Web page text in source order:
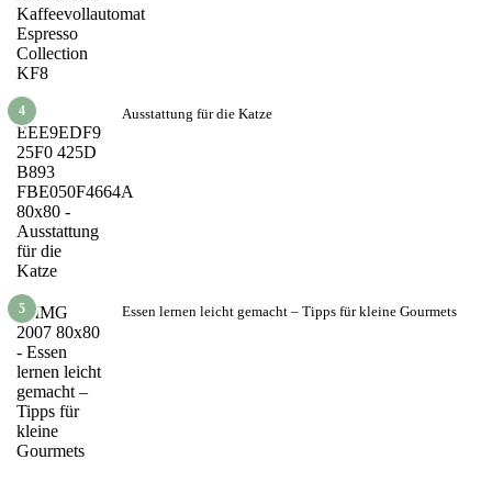
4 Ausstattung für die Katze
5 Essen lernen leicht gemacht – Tipps für kleine Gourmets